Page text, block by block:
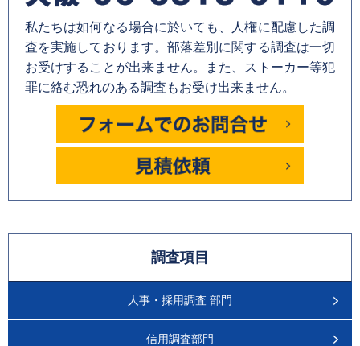
私たちは如何なる場合に於いても、人権に配慮した調
査を実施しております。部落差別に関する調査は一切
お受けすることが出来ません。また、ストーカー等犯
罪に絡む恐れのある調査もお受け出来ません。
調査項目
人事・採用調査 部門
信用調査部門